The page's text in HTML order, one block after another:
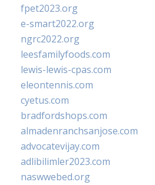
fpet2023.org
e-smart2022.org
ngrc2022.org
leesfamilyfoods.com
lewis-lewis-cpas.com
eleontennis.com
cyetus.com
bradfordshops.com
almadenranchsanjose.com
advocatevijay.com
adlibilimler2023.com
naswwebed.org